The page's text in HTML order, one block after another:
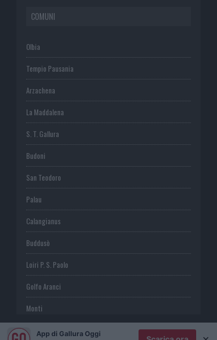
COMUNI
Olbia
Tempio Pausania
Arzachena
La Maddalena
S. T. Gallura
Budoni
San Teodoro
Palau
Calangianus
Buddusò
Loiri P. S. Paolo
Golfo Aranci
Monti
TeltiApp di Gallura Oggi